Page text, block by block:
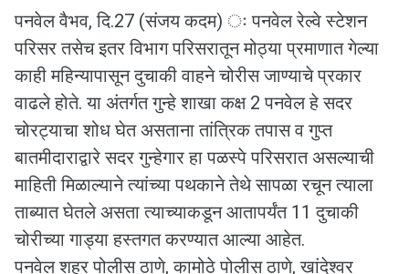
पनवेल वैभव, दि.27 (संजय कदम) ः पनवेल रेल्वे स्टेशन
परिसर तसेच इतर विभाग परिसरातून मोठ्या प्रमाणात गेल्या
काही महिन्यापासून दुचाकी वाहने चोरीस जाण्याचे प्रकार
वाढले होते. या अंतर्गत गुन्हे शाखा कक्ष 2 पनवेल हे सदर
चोरट्याचा शोध घेत असताना तांत्रिक तपास व गुप्त
बातमीदाराद्वारे सदर गुन्हेगार हा पळस्पे परिसरात असल्याची
माहिती मिळाल्याने त्यांच्या पथकाने तेथे सापळा रचून त्याला
ताब्यात घेतले असता त्याच्याकडून आतापर्यंत 11 दुचाकी
चोरीच्या गाड्या हस्तगत करण्यात आल्या आहेत.
पनवेल शहर पोलीस ठाणे, कामोठे पोलीस ठाणे, खांदेश्‍वर